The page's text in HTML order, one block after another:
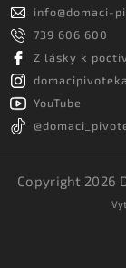
info@domaci-
739 606 600
Z lásky k
YouTube
Copyright 2026